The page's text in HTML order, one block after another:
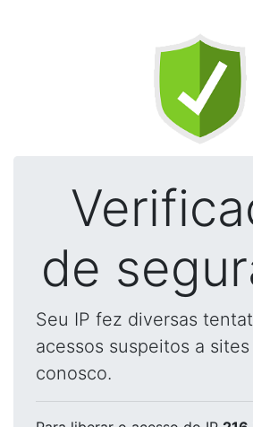
de
Seu IP fez diversas
acessos suspeitos a
conosco.